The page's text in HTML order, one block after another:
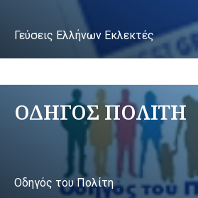
Γεύσεις Ελλήνων Εκλεκτές
ΟΔΗΓΟΣ ΠΟΛΙΤΗ
Οδηγός του Πολίτη